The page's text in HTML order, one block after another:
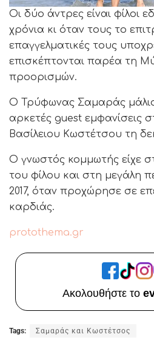
Οι δύο άντρες είναι φίλοι
χρόνια κι όταν τους το
επαγγελματικές τους
επισκέπτονται παρέα τη
προορισμών.
Ο Τρύφωνας Σαμαράς
αρκετές guest εμφανίσεις
Βασίλειου Κωστέτσου τη
Ο γνωστός κομμωτής είχε
του φίλου και στη μεγάλη
2017, όταν προχώρησε σε
καρδιάς.
protothema.gr
Ακολουθήστε το
Tags: Σαμαράς και Κωστέτσος